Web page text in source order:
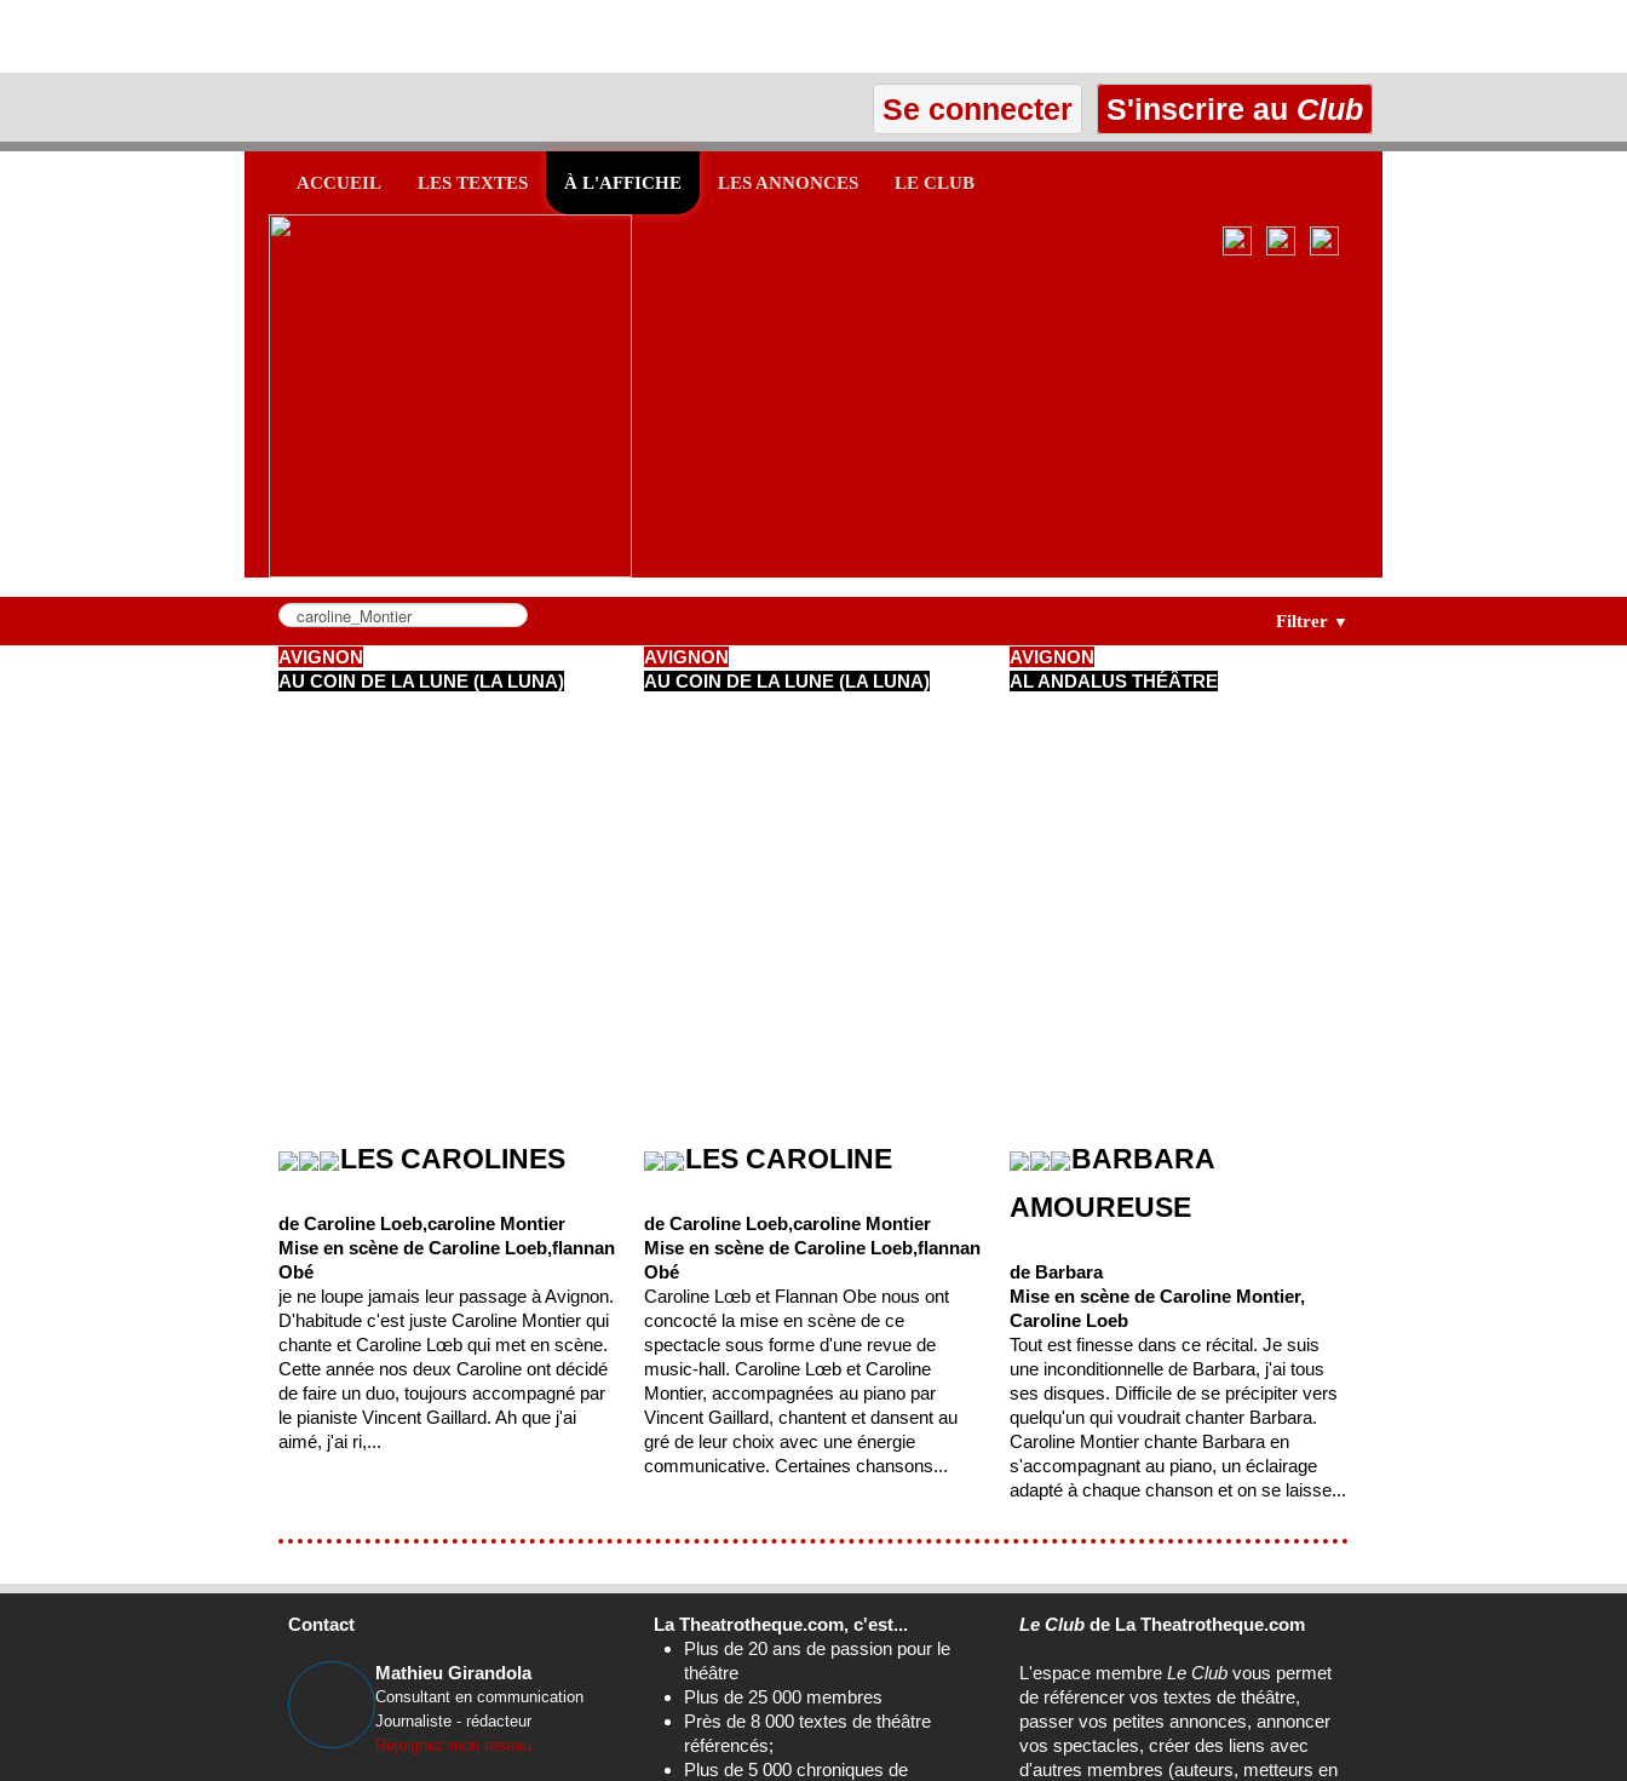
Se connecter S'inscrire au Club
ACCUEIL LES TEXTES À L'AFFICHE LES ANNONCES LE CLUB
Filtrer ▼
AVIGNON
AU COIN DE LA LUNE (LA LUNA)
LES CAROLINES
de Caroline Loeb,caroline Montier
Mise en scène de Caroline Loeb,flannan
Obé
je ne loupe jamais leur passage à Avignon.
D'habitude c'est juste Caroline Montier qui
chante et Caroline Lœb qui met en scène.
Cette année nos deux Caroline ont décidé
de faire un duo, toujours accompagné par
le pianiste Vincent Gaillard. Ah que j'ai
aimé, j'ai ri,...
AVIGNON
AU COIN DE LA LUNE (LA LUNA)
LES CAROLINE
de Caroline Loeb,caroline Montier
Mise en scène de Caroline Loeb,flannan
Obé
Caroline Lœb et Flannan Obe nous ont
concocté la mise en scène de ce
spectacle sous forme d'une revue de
music-hall. Caroline Lœb et Caroline
Montier, accompagnées au piano par
Vincent Gaillard, chantent et dansent au
gré de leur choix avec une énergie
communicative. Certaines chansons...
AVIGNON
AL ANDALUS THÉÂTRE
BARBARA
AMOUREUSE
de Barbara
Mise en scène de Caroline Montier,
Caroline Loeb
Tout est finesse dans ce récital. Je suis
une inconditionnelle de Barbara, j'ai tous
ses disques. Difficile de se précipiter vers
quelqu'un qui voudrait chanter Barbara.
Caroline Montier chante Barbara en
s'accompagnant au piano, un éclairage
adapté à chaque chanson et on se laisse...
Contact
Mathieu Girandola
Consultant en communication
Journaliste - rédacteur
Rejoignez mon réseau
La Theatrotheque.com, c'est...
Plus de 20 ans de passion pour le
théâtre
Plus de 25 000 membres
Près de 8 000 textes de théâtre
référencés;
Plus de 5 000 chroniques de
Le Club de La Theatrotheque.com
L'espace membreLe Club vous permet
de référencer vos textes de théâtre,
passer vos petites annonces, annoncer
vos spectacles, créer des liens avec
d'autres membres (auteurs, metteurs en